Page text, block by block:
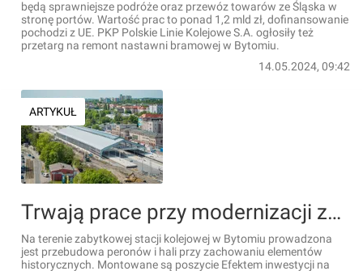
będą sprawniejsze podróże oraz przewóz towarów ze Śląska w
stronę portów. Wartość prac to ponad 1,2 mld zł, dofinansowanie
pochodzi z UE. PKP Polskie Linie Kolejowe S.A. ogłosiły też
przetarg na remont nastawni bramowej w Bytomiu.
14.05.2024, 09:42
ARTYKUŁ
Trwają prace przy modernizacji zabytkowej stacji kolejowej w Bytomiu [FILMY]
Na terenie zabytkowej stacji kolejowej w Bytomiu prowadzona
jest przebudowa peronów i hali przy zachowaniu elementów
historycznych. Montowane są poszycie Efektem inwestycji na